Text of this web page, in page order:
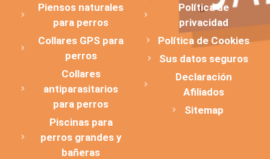
Piensos naturales
para perros
Collares GPS para
perros
Collares
antiparasitarios
para perros
Piscinas para
perros grandes y
bañeras
Política de
privacidad
Política de Cookies
Sus datos seguros
Declaración
Afiliados
Sitemap